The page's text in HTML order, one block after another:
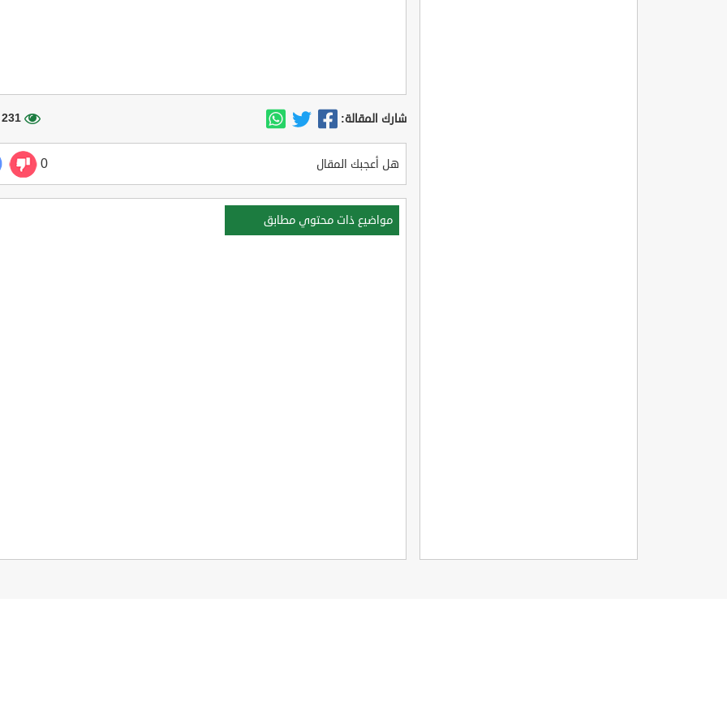
شارك المقالة: 231 مشاهدة
هل أعجبك المقال 0
مواضيع ذات محتوي مطابق